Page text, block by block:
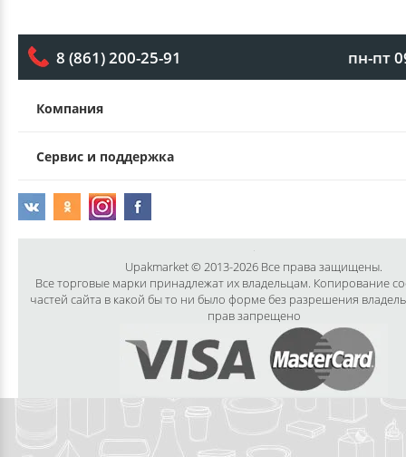
8 (861) 200-25-91 пн-пт
Компания
Сервис и поддержка
Upakmarket © 2013-2026 Все права защищены.
Все торговые марки принадлежат их владельцам. Копирование
частей сайта в какой бы то ни было форме без разрешения
прав запрещено